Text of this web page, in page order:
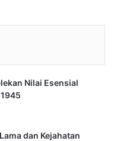
Nilai Esensial
dan Kejahatan